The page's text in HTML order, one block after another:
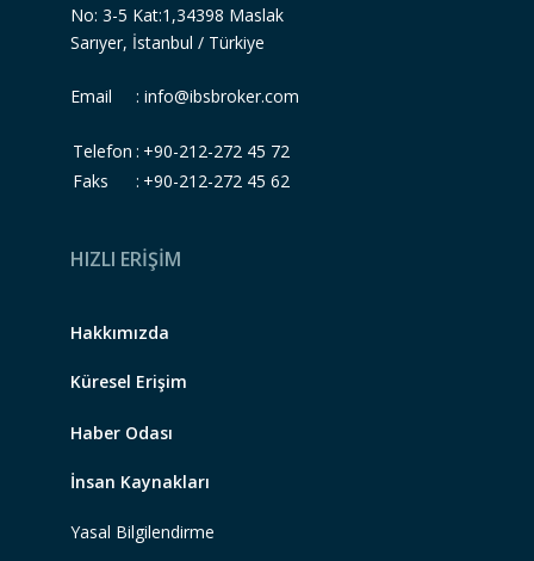
No: 3-5 Kat:1,34398 Maslak
Sarıyer, İstanbul / Türkiye
Email :info@ibsbroker.com
Telefon : +90-212-272 45 72
Faks
: +90-212-272 45 62
HIZLI ERİŞİM
Hakkımızda
Küresel Erişim
Haber Odası
İnsan Kaynakları
Yasal Bilgilendirme